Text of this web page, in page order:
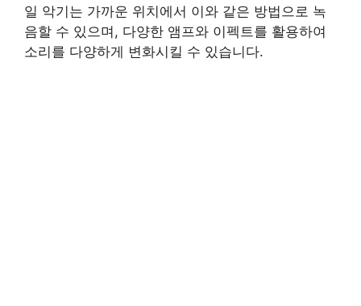
일 악기는 가까운 위치에서 이와 같은 방법으로 녹
음할 수 있으며, 다양한 앰프와 이펙트를 활용하여
소리를 다양하게 변화시킬 수 있습니다.